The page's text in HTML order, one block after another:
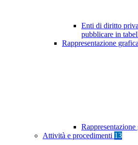
Enti di diritto
pubblicare in
Rappresentazione grafica
Rappresentazione
Attività e procedimenti 13